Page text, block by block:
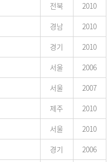
전북 2010
경남
2010
경기
2010
서울
2006
서울
2007
제주 2010
서울
2010
경기
2006